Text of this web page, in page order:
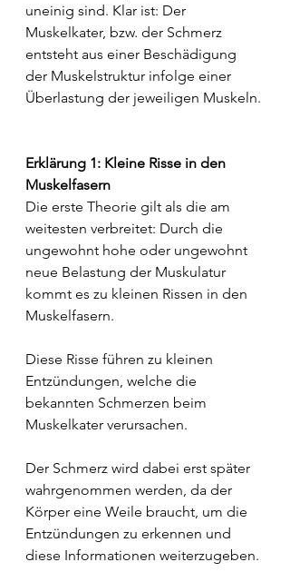
uneinig sind. Klar ist: Der
Muskelkater, bzw. der Schmerz
entsteht aus einer Beschädigung
der Muskelstruktur infolge einer
Überlastung der jeweiligen Muskeln.
Erklärung 1: Kleine Risse in den
Muskelfasern
Die erste Theorie gilt als die am
weitesten verbreitet: Durch die
ungewohnt hohe oder ungewohnt
neue Belastung der Muskulatur
kommt es zu kleinen Rissen in den
Muskelfasern.
Diese Risse führen zu kleinen
Entzündungen, welche die
bekannten Schmerzen beim
Muskelkater verursachen.
Der Schmerz wird dabei erst später
wahrgenommen werden, da der
Körper eine Weile braucht, um die
Entzündungen zu erkennen und
diese Informationen weiterzugeben.